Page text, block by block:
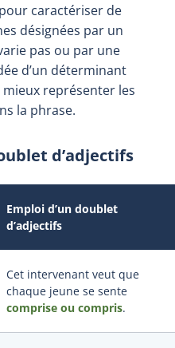
caractériser de
désignées par un
pas ou par une
d’un déterminant
représenter les
la phrase.
d’adjectifs
Emploi d’un doublet
d’adjectifs
Cet intervenant veut que
chaque jeune se sente
comprise ou compris.